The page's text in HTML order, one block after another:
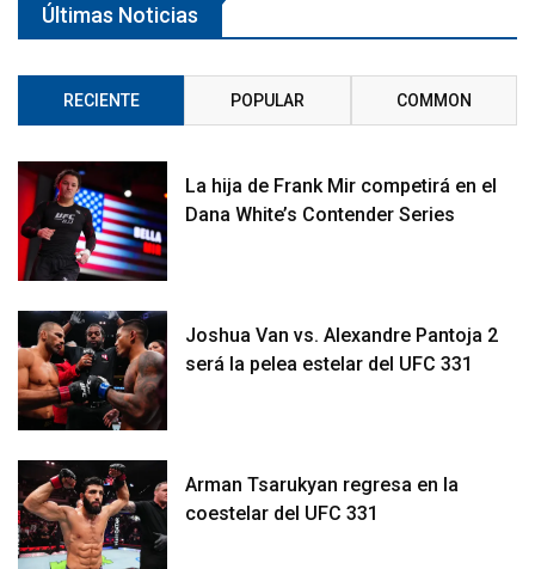
Últimas Noticias
RECIENTE POPULAR COMMON
La hija de Frank Mir competirá en el
Dana White’s Contender Series
Joshua Van vs. Alexandre Pantoja 2
será la pelea estelar del UFC 331
Arman Tsarukyan regresa en la
coestelar del UFC 331